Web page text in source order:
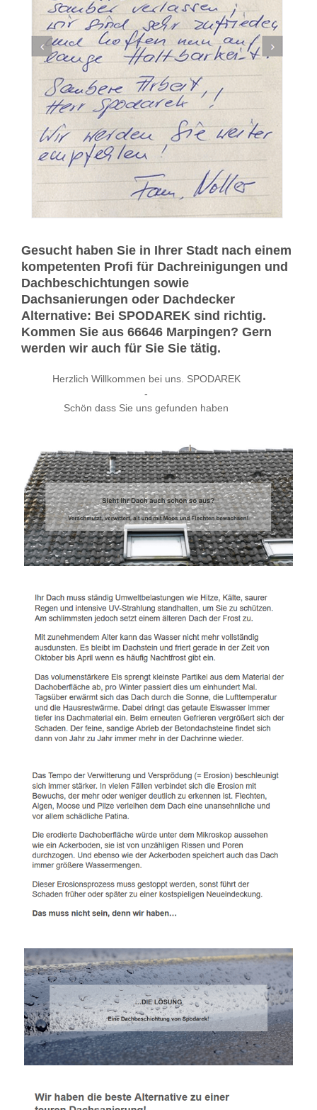
Gesucht haben Sie in Ihrer Stadt nach einem
kompetenten Profi für Dachreinigungen und
Dachbeschichtungen sowie
Dachsanierungen oder Dachdecker
Alternative: Bei SPODAREK sind richtig.
Kommen Sie aus 66646 Marpingen? Gern
werden wir auch für Sie Sie tätig.
Herzlich Willkommen bei uns. SPODAREK
-
Schön dass Sie uns gefunden haben